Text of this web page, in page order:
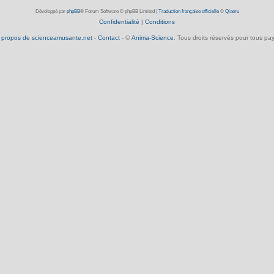
Développé par phpBB® Forum Software © phpBB Limited Traduction française officielle© Qiaeru
Confidentialité Conditions
de scienceamusante.net- Contact- © Anima-Science. Tous droits réservés pour tous